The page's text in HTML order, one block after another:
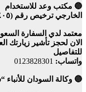
🔵 مكتب وعد للاستخدام
الخارجي ترخيص رقم (٤٠٥)
معتمد لدي السفارة
الان لحجز تأشير زيارتك
للتفاصيل
واتساب: 0123828301
🔵 وكالة السودان للأنباء